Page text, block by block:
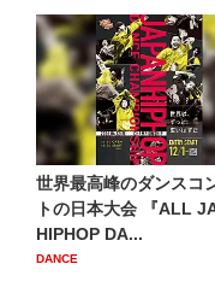
世界最高峰のダンスコ
トの日本大会 『ALL
HIPHOP DA...
DANCE